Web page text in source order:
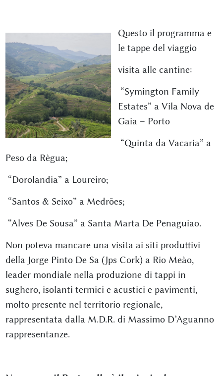
Questo il programma e
le tappe del viaggio
visita alle cantine:
“Symington Family
Estates” a Vila Nova de
Gaia – Porto
“Quinta da Vacaria” a
Peso da Règua;
“Dorolandia” a Loureiro;
“Santos & Seixo” a Medrões;
“Alves De Sousa” a Santa Marta De Penaguiao.
Non poteva mancare una visita ai siti produttivi
della Jorge Pinto De Sa (Jps Cork) a Rio Meào,
leader mondiale nella produzione di tappi in
sughero, isolanti termici e acustici e pavimenti,
molto presente nel territorio regionale,
rappresentata dalla M.D.R. di Massimo D’Aguanno
rappresentanze.